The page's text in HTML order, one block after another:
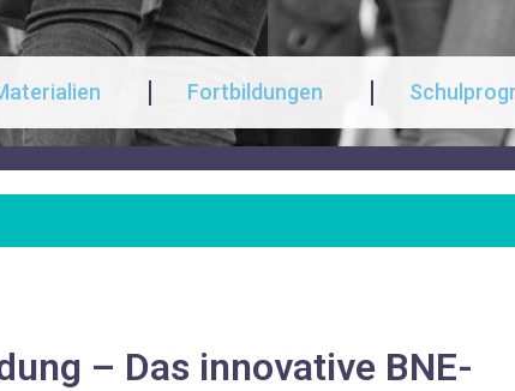
Fortbildungen
– Das innovative BNE-